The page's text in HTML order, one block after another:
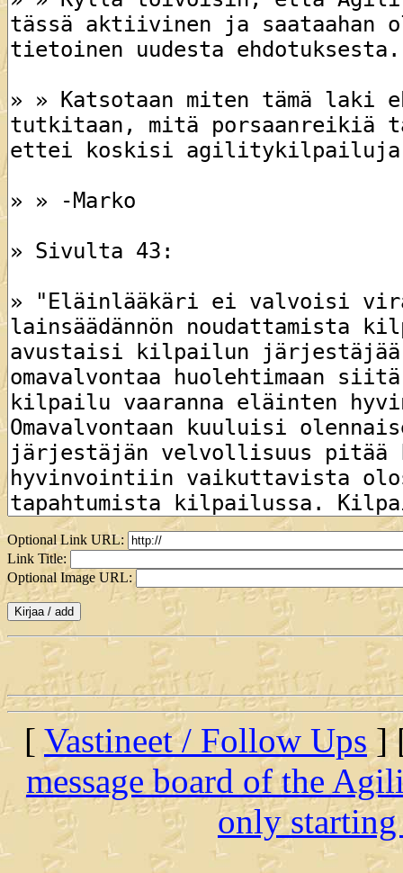
Optional Link URL:
Link Title:
Optional Image URL:
[ Vastineet / Follow Ups ]
message board of the
only